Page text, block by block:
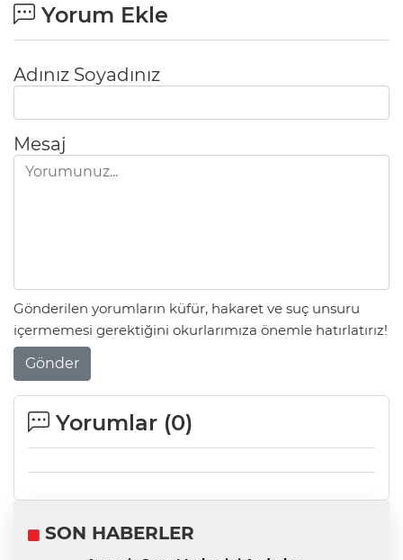
Yorum Ekle
Adınız Soyadınız
Mesaj
Gönderilen yorumların küfür, hakaret ve suç unsuru
içermemesi gerektiğini okurlarımıza önemle hatırlatırız!
Gönder
Yorumlar (0)
SON HABERLER